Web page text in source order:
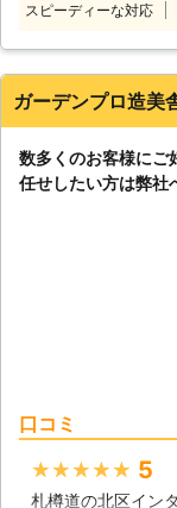
スピーディーな対応
ガーデンプロ造美
数多くのお客様にご
任せしたい方は弊社
口コミ
★★★★★ 5
札樽道の北区イン